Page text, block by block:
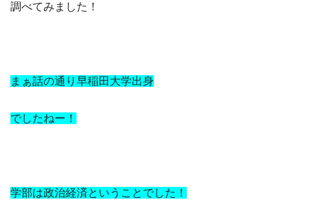
調べてみました！
まぁ話の通り早稲田大学出身
でしたねー！
学部は政治経済ということでした！